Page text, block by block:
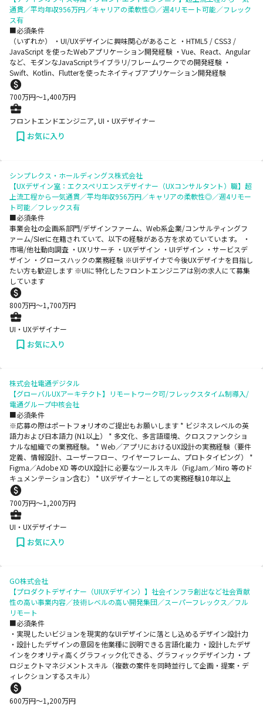
通貫／平均年収956万円／キャリアの柔軟性◎／週4リモート可能／フレック
ス有
■必須条件
（いずれか） ・UI/UXデザインに興味関心があること ・HTML5 / CSS3 /
JavaScript を使ったWebアプリケーション開発経験 ・Vue、React、Angular
など、モダンなJavaScriptライブラリ/フレームワークでの開発経験 ・
Swift、Kotlin、Flutterを使ったネイティブアプリケーション開発経験
700万円〜1,400万円
フロントエンドエンジニア, UI・UXデザイナー
お気に入り
シンプレクス・ホールディングス株式会社
【UXデザイン室：エクスペリエンスデザイナー（UXコンサルタント）職】超
上流工程から一気通貫／平均年収956万円／キャリアの柔軟性◎／週4リモー
ト可能／フレックス有
■必須条件
事業会社の企画系部門/デザインファーム、Web系企業/コンサルティングフ
ァーム/SIerに在籍されていて、以下の経験がある方を求めていています。 ・
市場/他社動向調査 ・UXリサーチ ・UXデザイン ・UIデザイン ・サービスデ
ザイン ・グロースハックの業務経験 ※UIデザイナで今後UXデザイナを目指し
たい方も歓迎します ※UIに特化したフロントエンジニアは別の求人にて募集
しています
800万円〜1,700万円
UI・UXデザイナー
お気に入り
株式会社電通デジタル
【グローバルUXアーキテクト】リモートワーク可/フレックスタイム制導入/
電通グループ中核会社
■必須条件
※応募の際はポートフォリオのご提出もお願いします * ビジネスレベルの英
語力および日本語力 (N1以上） * 多文化、多言語環境、クロスファンクショ
ナルな組織での業務経験。 * Web／アプリにおけるUX設計の実務経験（要件
定義、情報設計、ユーザーフロー、ワイヤーフレーム、プロトタイピング） *
Figma／Adobe XD 等のUX設計に必要なツールスキル（FigJam／Miro 等のド
キュメンテーション含む） * UXデザイナーとしての実務経験10年以上
700万円〜1,200万円
UI・UXデザイナー
お気に入り
GO株式会社
【プロダクトデザイナー（UIUXデザイン）】社会インフラ創出など社会貢献
性の高い事業内容／技術レベルの高い開発集団／スーパーフレックス／フル
リモート
■必須条件
・実現したいビジョンを現実的なUIデザインに落とし込めるデザイン設計力
・設計したデザインの意図を他業種に説明できる言語化能力 ・設計したデザ
インをクオリティ高くグラフィック化できる、グラフィックデザイン力 ・プ
ロジェクトマネジメントスキル（複数の案件を同時並行して企画・提案・デ
ィレクションするスキル）
600万円〜1,200万円